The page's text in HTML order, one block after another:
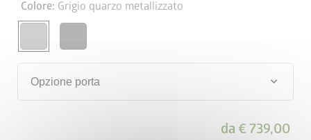
Colore: Grigio quarzo metallizzato
Opzione porta keyboard_arrow_down
da € 739,00